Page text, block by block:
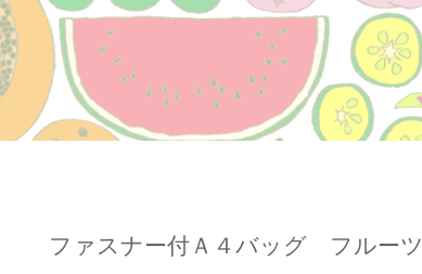
ファスナー付Ａ４バッグ フルーツ